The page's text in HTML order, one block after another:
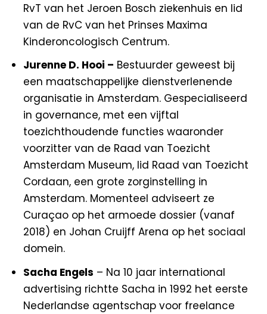
RvT van het Jeroen Bosch ziekenhuis en lid
van de RvC van het Prinses Maxima
Kinderoncologisch Centrum.
Jurenne D. Hooi – Bestuurder geweest bij
een maatschappelijke dienstverlenende
organisatie in Amsterdam. Gespecialiseerd
in governance, met een vijftal
toezichthoudende functies waaronder
voorzitter van de Raad van Toezicht
Amsterdam Museum, lid Raad van Toezicht
Cordaan, een grote zorginstelling in
Amsterdam. Momenteel adviseert ze
Curaçao op het armoede dossier (vanaf
2018) en Johan Cruijff Arena op het sociaal
domein.
Sacha Engels – Na 10 jaar international
advertising richtte Sacha in 1992 het eerste
Nederlandse agentschap voor freelance